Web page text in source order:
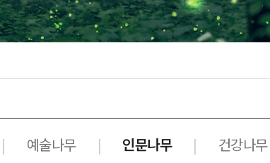
| 예술나무 | 인문나무 | 건강나무